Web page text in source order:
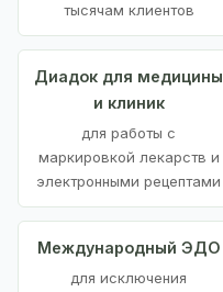
тысячам клиентов
Диадок для медицины
и клиник
для работы с
маркировкой лекарств и
электронными рецептами
Международный ЭДО
для исключения